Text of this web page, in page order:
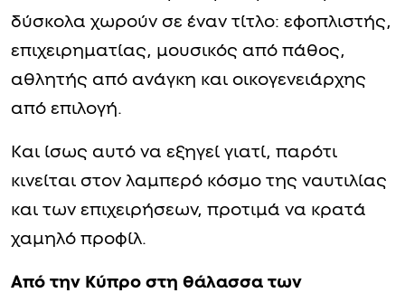
δύσκολα χωρούν σε έναν τίτλο: εφοπλιστής,
επιχειρηματίας, μουσικός από πάθος,
αθλητής από ανάγκη και οικογενειάρχης
από επιλογή.
Και ίσως αυτό να εξηγεί γιατί, παρότι
κινείται στον λαμπερό κόσμο της ναυτιλίας
και των επιχειρήσεων, προτιμά να κρατά
χαμηλό προφίλ.
Από την Κύπρο στη θάλασσα των